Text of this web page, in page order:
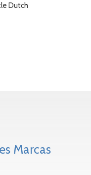
Dutch
Marcas